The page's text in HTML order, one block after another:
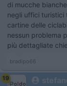
di mucche
negli uffici
cartine delle
nessun problema
più dettagliate
bradipo66
19